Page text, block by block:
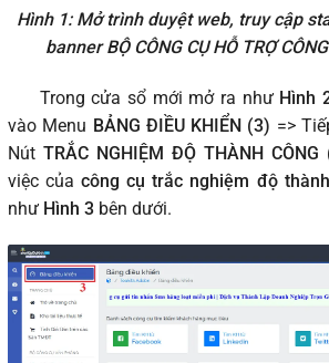
Hình 1: Mở trình duyệt web, truy cập
banner BỘ CÔNG CỤ HỖ TRỢ
Trong cửa sổ mới mở ra như Hình
vào Menu BẢNG ĐIỀU KHIỂN (3) =>
Nút TRẮC NGHIỆM ĐỘ THÀNH CÔNG
việc củacông cụ trắc nghiệm độ
như Hình 3 bên dưới.